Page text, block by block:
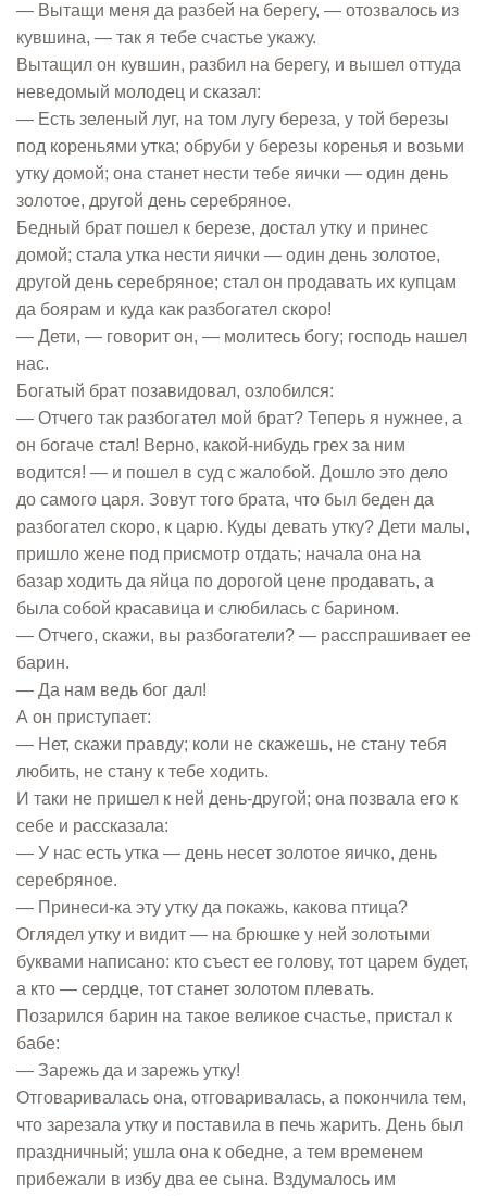
— Вытащи меня да разбей на берегу, — отозвалось из
кувшина, — так я тебе счастье укажу.
Вытащил он кувшин, разбил на берегу, и вышел оттуда
неведомый молодец и сказал:
— Есть зеленый луг, на том лугу береза, у той березы
под кореньями утка; обруби у березы коренья и возьми
утку домой; она станет нести тебе яички — один день
золотое, другой день серебряное.
Бедный брат пошел к березе, достал утку и принес
домой; стала утка нести яички — один день золотое,
другой день серебряное; стал он продавать их купцам
да боярам и куда как разбогател скоро!
— Дети, — говорит он, — молитесь богу; господь нашел
нас.
Богатый брат позавидовал, озлобился:
— Отчего так разбогател мой брат? Теперь я нужнее, а
он богаче стал! Верно, какой-нибудь грех за ним
водится! — и пошел в суд с жалобой. Дошло это дело
до самого царя. Зовут того брата, что был беден да
разбогател скоро, к царю. Куды девать утку? Дети малы,
пришло жене под присмотр отдать; начала она на
базар ходить да яйца по дорогой цене продавать, а
была собой красавица и слюбилась с барином.
— Отчего, скажи, вы разбогатели? — расспрашивает ее
барин.
— Да нам ведь бог дал!
А он приступает:
— Нет, скажи правду; коли не скажешь, не стану тебя
любить, не стану к тебе ходить.
И таки не пришел к ней день-другой; она позвала его к
себе и рассказала:
— У нас есть утка — день несет золотое яичко, день
серебряное.
— Принеси-ка эту утку да покажь, какова птица?
Оглядел утку и видит — на брюшке у ней золотыми
буквами написано: кто съест ее голову, тот царем будет,
а кто — сердце, тот станет золотом плевать.
Позарился барин на такое великое счастье, пристал к
бабе:
— Зарежь да и зарежь утку!
Отговаривалась она, отговаривалась, а покончила тем,
что зарезала утку и поставила в печь жарить. День был
праздничный; ушла она к обедне, а тем временем
прибежали в избу два ее сына. Вздумалось им